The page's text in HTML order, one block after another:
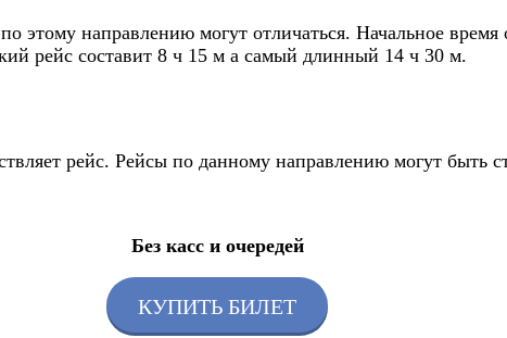
направлению могут отличаться. Начальное время
рейс составит 8 ч 15 м а самый длинный 14 ч 30 м.
рейс. Рейсы по данному направлению могут быть
Без касс и очередей
КУПИТЬ БИЛЕТ